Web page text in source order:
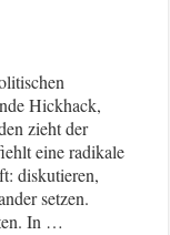
Hickhack,
zieht der
eine radikale
diskutieren,
setzen.
In …